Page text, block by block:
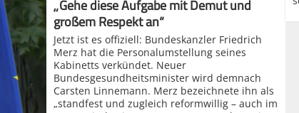
„Gehe diese Aufgabe mit Demut und
großem Respekt an“
Jetzt ist es offiziell: Bundeskanzler Friedrich
Merz hat die Personalumstellung seines
Kabinetts verkündet. Neuer
Bundesgesundheitsminister wird demnach
Carsten Linnemann. Merz bezeichnete ihn als
„standfest und zugleich reformwillig – auch im